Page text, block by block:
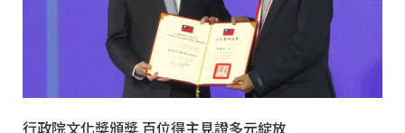
行政院文化獎頒獎 百位得主見證多元綻放